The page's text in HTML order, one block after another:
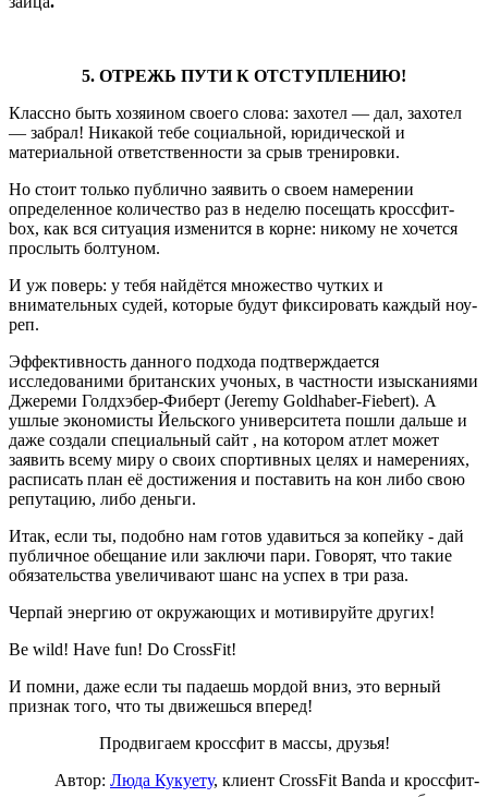
5. ОТРЕЖЬ ПУТИ К ОТСТУПЛЕНИЮ!
Классно быть хозяином своего слова: захотел — дал, захотел
— забрал! Никакой тебе социальной, юридической и
материальной ответственности за срыв тренировки.
Но стоит только публично заявить о своем намерении
определенное количество раз в неделю посещать кроссфит-
box, как вся ситуация изменится в корне: никому не хочется
прослыть болтуном.
И уж поверь: у тебя найдётся множество чутких и
внимательных судей, которые будут фиксировать каждый ноу-
реп.
Эффективность данного подхода подтверждается
исследованими британских учоных, в частности изысканиями
Джереми Голдхэбер-Фиберт (Jeremy Goldhaber-Fiebert). А
ушлые экономисты Йельского университета пошли дальше и
даже создали специальный сайт , на котором атлет может
заявить всему миру о своих спортивных целях и намерениях,
расписать план её достижения и поставить на кон либо свою
репутацию, либо деньги.
Итак, если ты, подобно нам готов удавиться за копейку - дай
публичное обещание или заключи пари. Говорят, что такие
обязательства увеличивают шанс на успех в три раза.
Черпай энергию от окружающих и мотивируйте других!
Be wild! Have fun! Do CrossFit!
И помни, даже если ты падаешь мордой вниз, это верный
признак того, что ты движешься вперед!
Продвигаем кроссфит в массы, друзья!
Автор: Люда Кукуету, клиент CrossFit Banda и кроссфит-